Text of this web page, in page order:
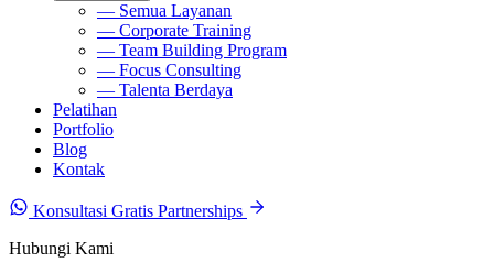
— Semua Layanan
— Corporate Training
— Team Building Program
— Focus Consulting
— Talenta Berdaya
Pelatihan
Portfolio
Blog
Kontak
Konsultasi Gratis Partnerships
Hubungi Kami